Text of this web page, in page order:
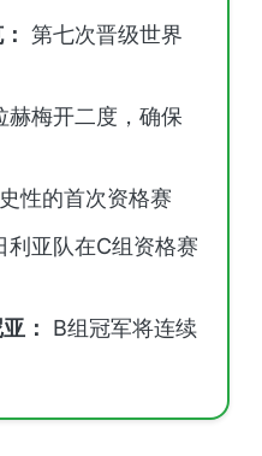
第七次晋级世界
赫梅开二度，确保
性的首次资格赛
利亚队在C组资格赛
：
B组冠军将连续